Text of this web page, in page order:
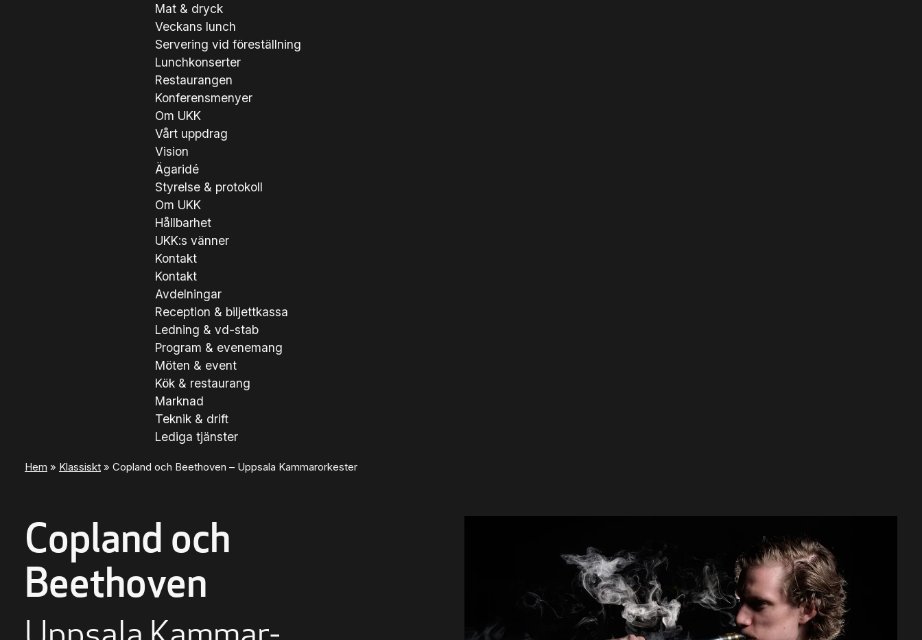
Mat & dryck
Veckans lunch
Servering vid föreställning
Lunchkonserter
Restaurangen
Konferensmenyer
Om UKK
Vårt uppdrag
Vision
Ägaridé
Styrelse & protokoll
Om UKK
Hållbarhet
UKK:s vänner
Kontakt
Kontakt
Avdelningar
Reception & biljettkassa
Ledning & vd-stab
Program & evenemang
Möten & event
Kök & restaurang
Marknad
Teknik & drift
Lediga tjänster
Hem » Klassiskt » Copland och Beethoven – Uppsala Kammar­orkester
Copland och
Beethoven